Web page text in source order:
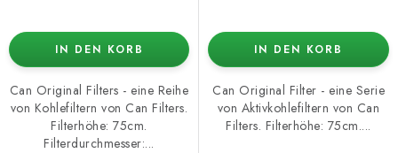
IN DEN KORB
Can Original Filters - eine Reihe
von Kohlefiltern von Can Filters.
Filterhöhe: 75cm.
Filterdurchmesser:...
IN DEN KORB
Can Original Filter - eine Serie
von Aktivkohlefiltern von Can
Filters. Filterhöhe: 75cm....